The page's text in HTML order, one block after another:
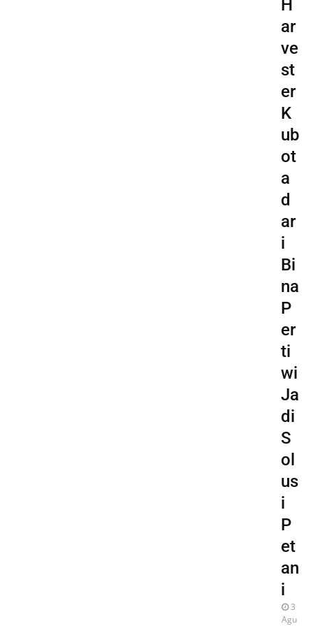
H
ar
ve
st
er
K
ub
ot
a
d
ar
i
Bi
na
P
er
ti
wi
Ja
di
S
ol
us
i
P
et
an
i
3
Agu